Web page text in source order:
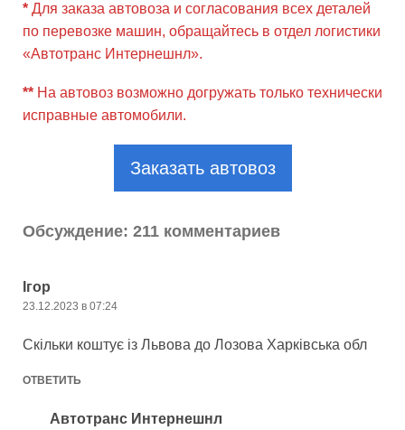
* Для заказа автовоза и согласования всех деталей
по перевозке машин, обращайтесь в отдел логистики
«Автотранс Интернешнл».
** На автовоз возможно догружать только технически
исправные автомобили.
Заказать автовоз
Обсуждение: 211 комментариев
Ігор
23.12.2023 в 07:24
Скільки коштує із Львова до Лозова Харківська обл
ОТВЕТИТЬ
Автотранс Интернешнл